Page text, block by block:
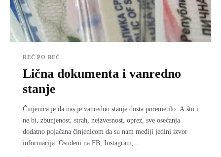
REČ PO REČ
Lična dokumenta i vanredno
stanje
Činjenica je da nas je vanredno stanje dosta poremetilo. A što i
ne bi, zbunjenost, strah, neizvesnost, oprez, sve osećanja
dodatno pojačana činjenicom da su nam mediji jedini izvor
informacija. Osuđeni na FB, Instagram,...